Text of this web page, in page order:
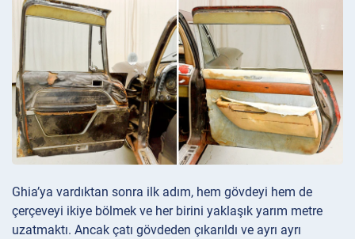
Ghia’ya vardıktan sonra ilk adım, hem gövdeyi hem de
çerçeveyi ikiye bölmek ve her birini yaklaşık yarım metre
uzatmaktı. Ancak çatı gövdeden çıkarıldı ve ayrı ayrı